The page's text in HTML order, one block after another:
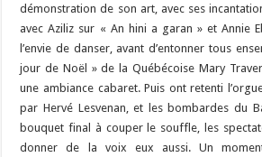
démonstration de son art, avec ses
avec Aziliz sur « An hini a garan » et Annie
l’envie de danser, avant d’entonner tous
jour de Noël » de la Québécoise Mary
une ambiance cabaret. Puis ont retenti
par Hervé Lesvenan, et les bombardes du
bouquet final à couper le souffle, les
donner de la voix eux aussi. Un